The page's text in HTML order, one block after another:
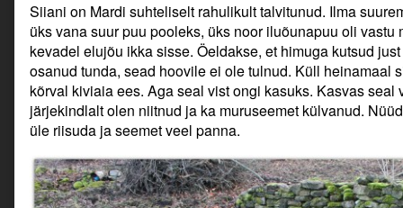
Siiani on Mardi suhteliselt rahulikult talvitunud. Ilma
üks vana suur puu pooleks, üks noor iluõunapuu oli vastu
kevadel elujõu ikka sisse. Öeldakse, et himuga kutsud
osanud tunda, sead hoovile ei ole tulnud. Küll heinamaal
kõrval kiviaia ees. Aga seal vist ongi kasuks. Kasvas seal
järjekindlalt olen niitnud ja ka muruseemet külvanud.
üle riisuda ja seemet veel panna.